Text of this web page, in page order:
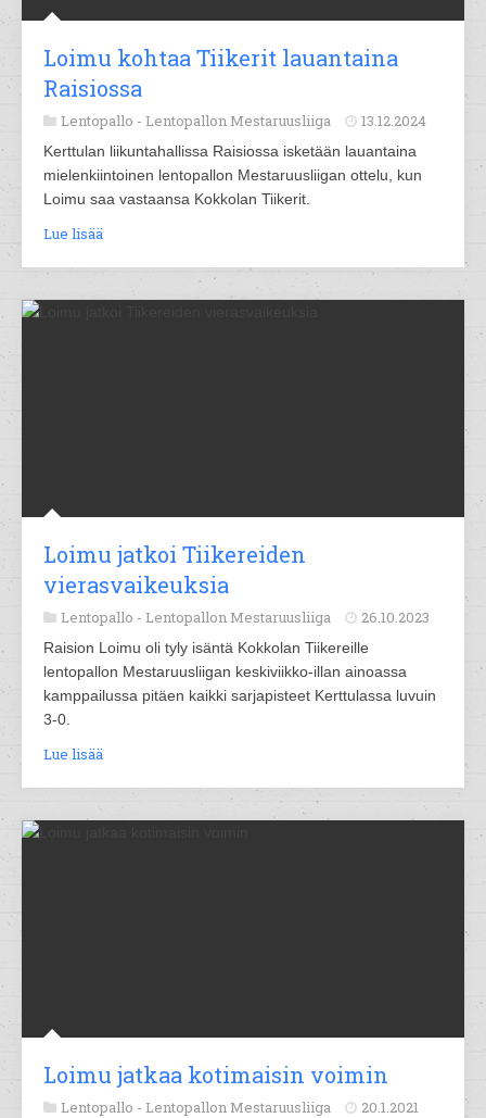
Loimu kohtaa Tiikerit lauantaina
Raisiossa
Lentopallo - Lentopallon Mestaruusliiga 13.12.2024
Kerttulan liikuntahallissa Raisiossa isketään lauantaina
mielenkiintoinen lentopallon Mestaruusliigan ottelu, kun
Loimu saa vastaansa Kokkolan Tiikerit.
Lue lisää
Loimu jatkoi Tiikereiden
vierasvaikeuksia
Lentopallo - Lentopallon Mestaruusliiga 26.10.2023
Raision Loimu oli tyly isäntä Kokkolan Tiikereille
lentopallon Mestaruusliigan keskiviikko-illan ainoassa
kamppailussa pitäen kaikki sarjapisteet Kerttulassa luvuin
3-0.
Lue lisää
Loimu jatkaa kotimaisin voimin
Lentopallo - Lentopallon Mestaruusliiga 20.1.2021